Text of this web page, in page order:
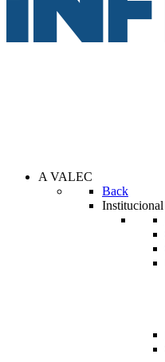
A VALEC
Back
Institucional